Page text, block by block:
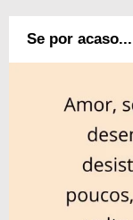
Se por acaso...